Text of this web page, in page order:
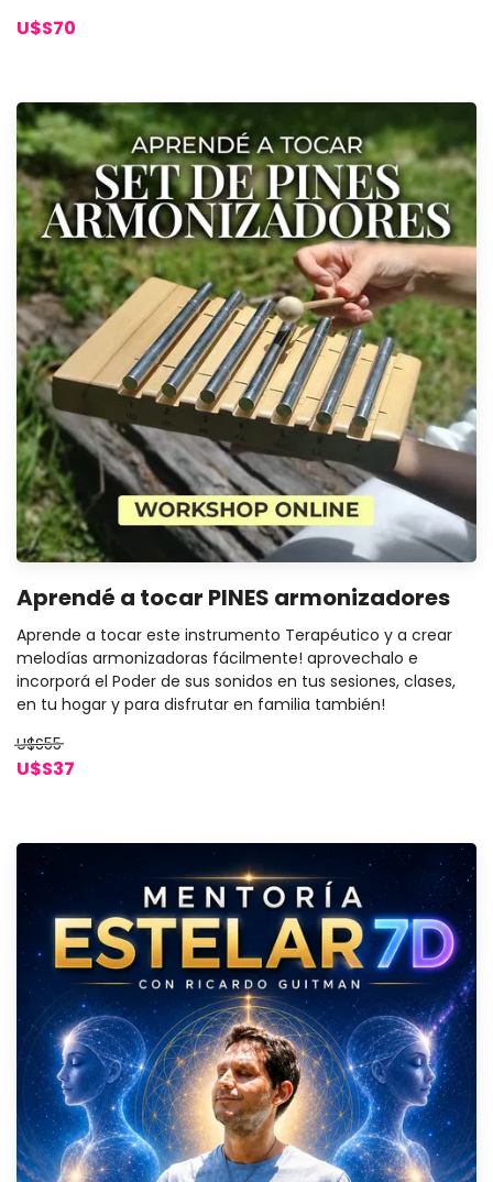
U$S70
Aprendé a tocar PINES armonizadores
Aprende a tocar este instrumento Terapéutico y a crear
melodías armonizadoras fácilmente! aprovechalo e
incorporá el Poder de sus sonidos en tus sesiones, clases,
en tu hogar y para disfrutar en familia también!
U$S55
U$S37